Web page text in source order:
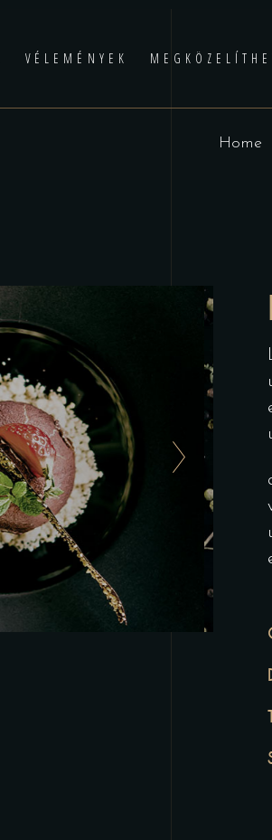
VÉLEMÉNYEK
Home